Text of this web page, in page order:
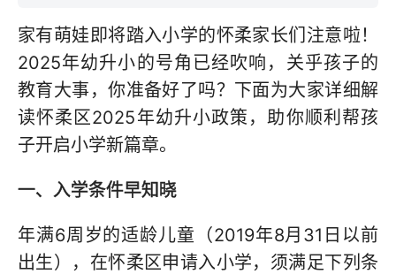
家有萌娃即将踏入小学的怀柔家长们注意啦！
2025年幼升小的号角已经吹响，关乎孩子的
教育大事，你准备好了吗？下面为大家详细解
读怀柔区2025年幼升小政策，助你顺利帮孩
子开启小学新篇章。
一、入学条件早知晓
年满6周岁的适龄儿童（2019年8月31日以前
出生），在怀柔区申请入小学，须满足下列条